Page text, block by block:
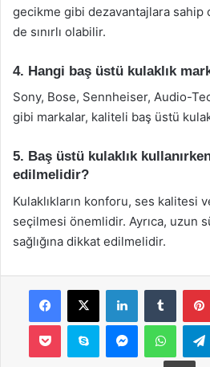
gecikme gibi dezavantajlara sahip
de sınırlı olabilir.
4. Hangi baş üstü kulaklık
Sony, Bose, Sennheiser, Audio-
gibi markalar, kaliteli baş üstü
5. Baş üstü kulaklık
edilmelidir?
Kulaklıkların konforu, ses kalitesi
seçilmesi önemlidir. Ayrıca, uzun
sağlığına dikkat edilmelidir.
Facebook
X LinkedInTumblr
Pocket Skype Messenger